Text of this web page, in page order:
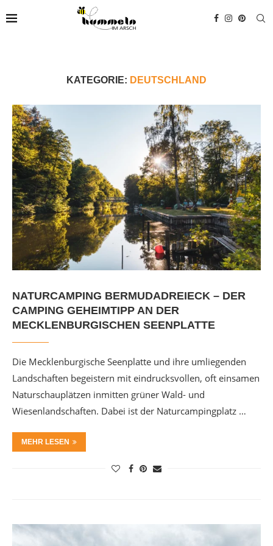
KATEGORIE: DEUTSCHLAND
NATURCAMPING BERMUDADREIECK – DER
CAMPING GEHEIMTIPP AN DER
MECKLENBURGISCHEN SEENPLATTE
Die Mecklenburgische Seenplatte und ihre umliegenden
Landschaften begeistern mit eindrucksvollen, oft einsamen
Naturschauplätzen inmitten grüner Wald- und
Wiesenlandschaften. Dabei ist der Naturcampingplatz …
MEHR LESEN